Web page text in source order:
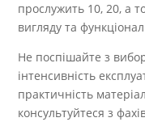
прослужить 10, 20, а
вигляду та
Не поспішайте з
інтенсивність
практичність
консультуйтеся з